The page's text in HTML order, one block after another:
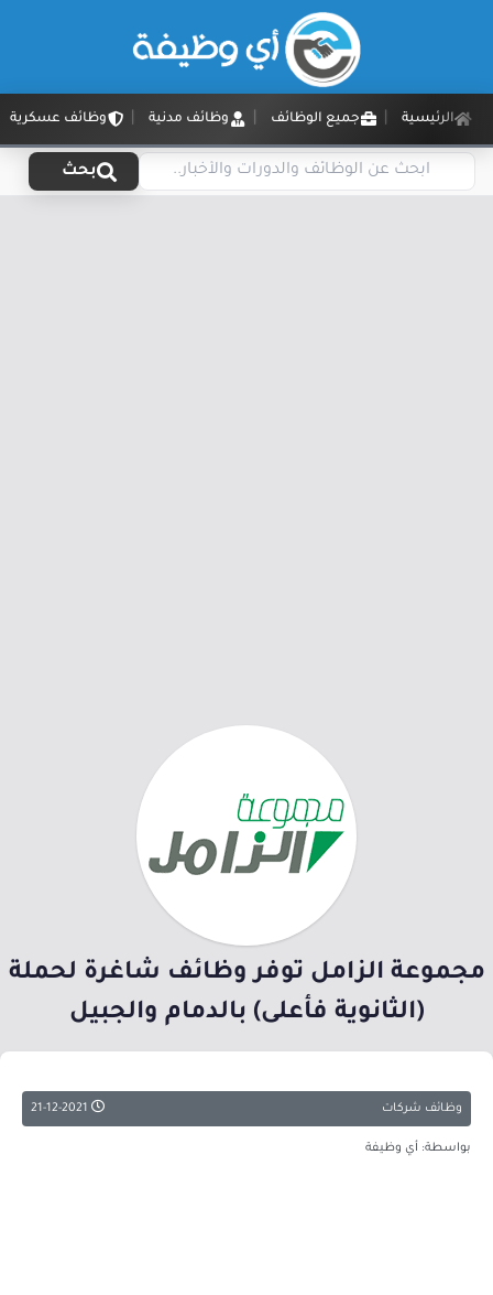
الرئيسية جميع الوظائف وظائف مدنية وظائف عسكرية
بحث
مجموعة الزامل توفر وظائف شاغرة لحملة
(الثانوية فأعلى) بالدمام والجبيل
وظائف شركات
بواسطة: أي وظيفة